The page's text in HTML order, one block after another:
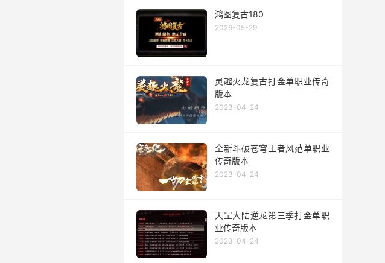
鸿图复古180
2026-05-29
灵趣火龙复古打金单职业传奇
版本
2023-04-24
全新斗破苍穹王者风范单职业
传奇版本
2023-04-24
天罡大陆逆龙第三季打金单职
业传奇版本
2023-04-24